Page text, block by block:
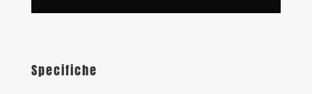
Specifiche